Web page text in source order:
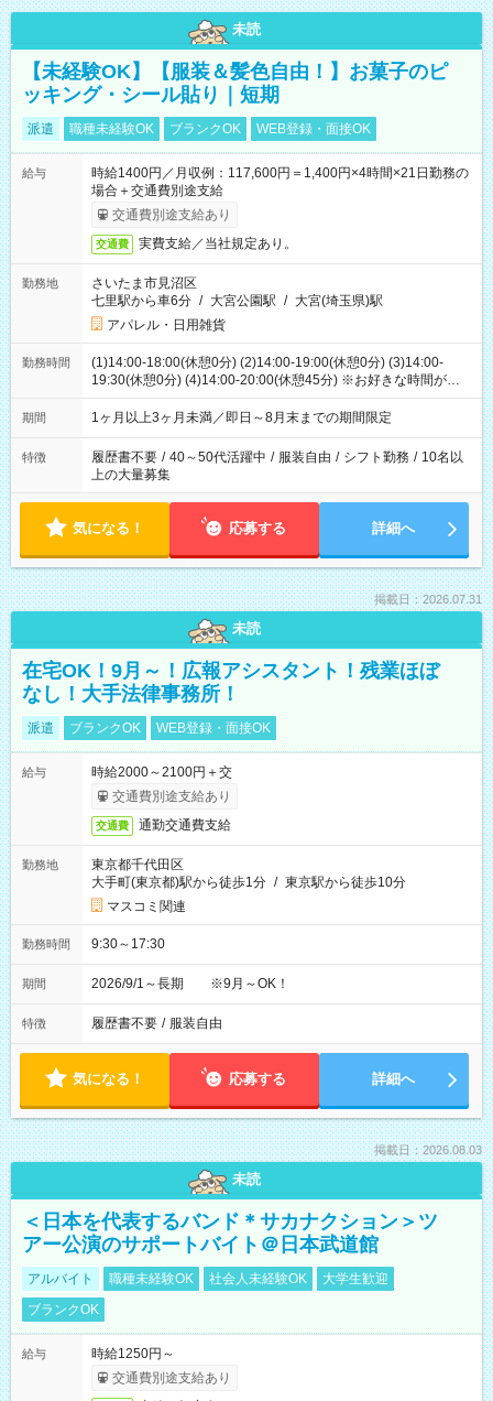
未読
【未経験OK】【服装＆髪色自由！】お菓子のピ
ッキング・シール貼り｜短期
派遣 職種未経験OK ブランクOK WEB登録・面接OK
給与
時給1400円／月収例：117,600円＝1,400円×4時間×21日勤務の
場合＋交通費別途支給
交通費別途支給あり
交通費 実費支給／当社規定あり。
勤務地
さいたま市見沼区
七里駅から車6分 / 大宮公園駅 / 大宮(埼玉県)駅
アパレル・日用雑貨
勤務時間
(1)14:00-18:00(休憩0分) (2)14:00-19:00(休憩0分) (3)14:00-
19:30(休憩0分) (4)14:00-20:00(休憩45分) ※お好きな時間が選べ
ます
期間 1ヶ月以上3ヶ月未満／即日～8月末までの期間限定
特徴 履歴書不要 / 40～50代活躍中 / 服装自由 / シフト勤務 / 10名以
上の大量募集
気になる！ 応募する 詳細へ
掲載日：2026.07.31
未読
在宅OK！9月～！広報アシスタント！残業ほぼ
なし！大手法律事務所！
派遣 ブランクOK WEB登録・面接OK
給与
時給2000～2100円＋交
交通費別途支給あり
交通費 通勤交通費支給
勤務地
東京都千代田区
大手町(東京都)駅から徒歩1分 / 東京駅から徒歩10分
マスコミ関連
勤務時間 9:30～17:30
期間 2026/9/1～長期 ※9月～OK！
特徴 履歴書不要 / 服装自由
気になる！ 応募する 詳細へ
掲載日：2026.08.03
未読
＜日本を代表するバンド＊サカナクション＞ツ
アー公演のサポートバイト＠日本武道館
アルバイト 職種未経験OK 社会人未経験OK
大学生歓迎
ブランクOK
給与
時給1250円～
交通費別途支給あり